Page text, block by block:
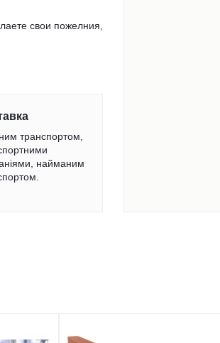
свои пожелния,
транспортом,
найманим